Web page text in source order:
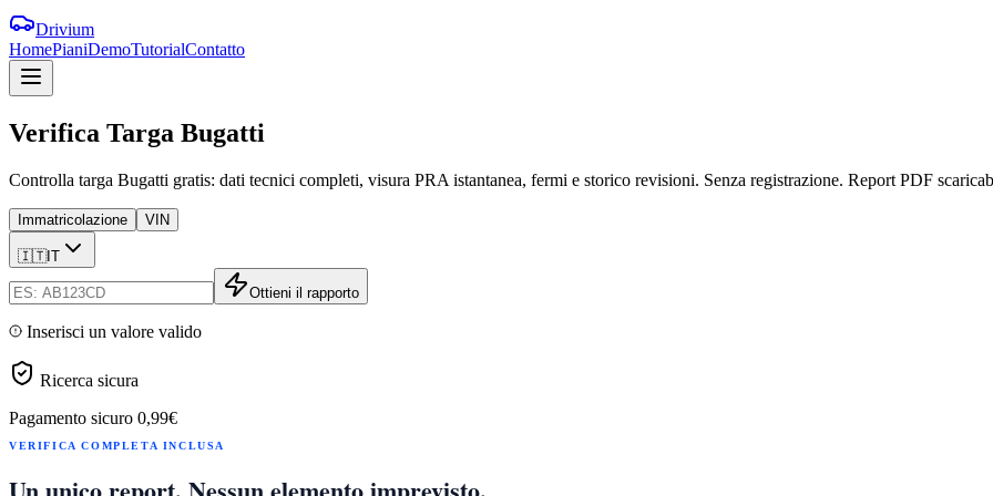
Drivium
HomePianiDemoTutorialContatto
Verifica Targa Bugatti
Controlla targa Bugatti gratis: dati tecnici completi, visura PRA istantanea, fermi e storico revisioni. Senza registrazione. Report PDF
Immatricolazione VIN
🇮🇹IT
Ottieni il rapporto
Inserisci un valore valido
Ricerca sicura
Pagamento sicuro 0,99€
VERIFICA COMPLETA INCLUSA